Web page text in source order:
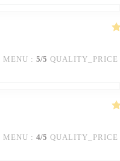
MENU : 5/5 QUALITY_PRICE
MENU : 4/5 QUALITY_PRICE